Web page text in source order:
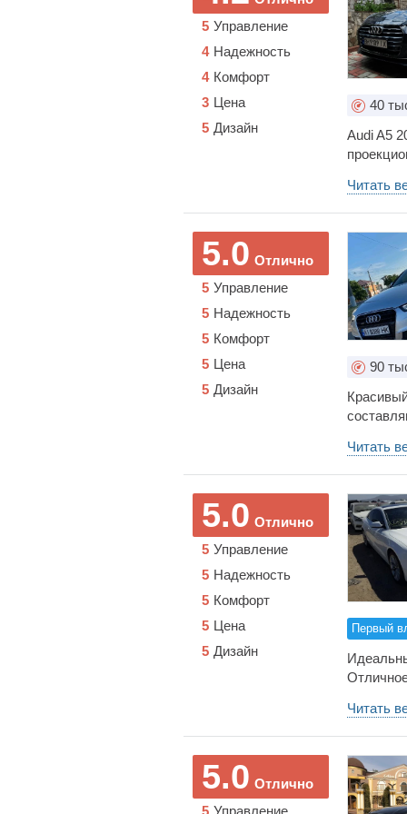
Управление
5
Надежность
4
Комфорт
4
Цена
3
Дизайн
5
40
Audi A5
ездить
плохая
песок,
когда
просто
дороге,
Система
классе.
скрипа,
двух
для
Читать
Отлично
5.0
Управление
5
Надежность
5
Комфорт
5
Цена
5
Дизайн
5
90
мало,
Читать
Отлично
5.0
Управление
5
Надежность
5
Комфорт
5
Цена
5
Дизайн
5
Первый
Читать
Отлично
5.0
Управление
5